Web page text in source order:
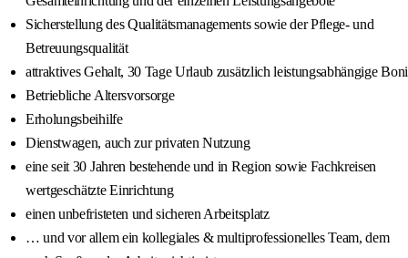
Sicherstellung des Qualitätsmanagements sowie der Pflege- und
Betreuungsqualität
attraktives Gehalt, 30 Tage Urlaub zusätzlich leistungsabhängige Boni
Betriebliche Altersvorsorge
Erholungsbeihilfe
Dienstwagen, auch zur privaten Nutzung
eine seit 30 Jahren bestehende und in Region sowie Fachkreisen
wertgeschätzte Einrichtung
einen unbefristeten und sicheren Arbeitsplatz
… und vor allem ein kollegiales & multiprofessionelles Team, dem